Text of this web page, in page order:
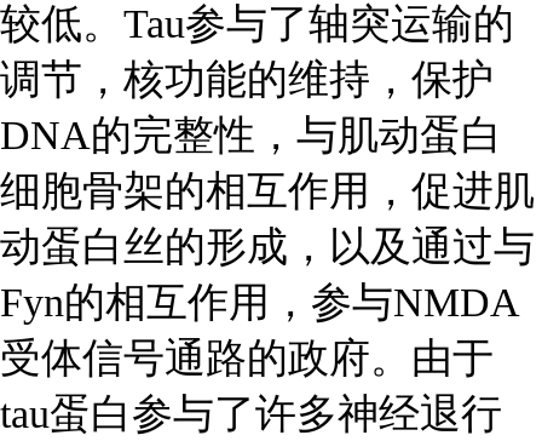
较低。Tau参与了轴突运输的
调节，核功能的维持，保护
DNA的完整性，与肌动蛋白
细胞骨架的相互作用，促进肌
动蛋白丝的形成，以及通过与
Fyn的相互作用，参与NMDA
受体信号通路的政府。由于
tau蛋白参与了许多神经退行